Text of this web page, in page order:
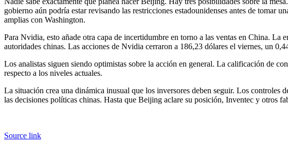
gobierno aún podría estar revisando las restricciones estadounidenses antes de
amplias con Washington.
Para Nvidia, esto añade otra capa de incertidumbre en torno a las ventas en China.
autoridades chinas. Las acciones de Nvidia cerraron a 186,23 dólares el viernes, un
Los analistas siguen siendo optimistas sobre la acción en general. La calificación de
respecto a los niveles actuales.
La situación crea una dinámica inusual que los inversores deben seguir. Los controles
las decisiones políticas chinas. Hasta que Beijing aclare su posición, Inventec y otros
Source link